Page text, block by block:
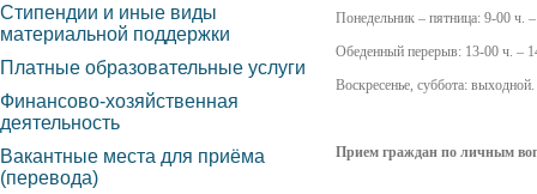
Понедельник – пятница: 9-00 ч.
Обеденный перерыв: 13-00 ч. –
Воскресенье, суббота: выходной.
Прием граждан по личным
Стипендии и иные виды
материальной поддержки
Платные образовательные услуги
Финансово-хозяйственная
деятельность
Вакантные места для приёма
(перевода)